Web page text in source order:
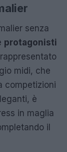
senza
protagonisti
midi, che
competizioni
è
in maglia
il